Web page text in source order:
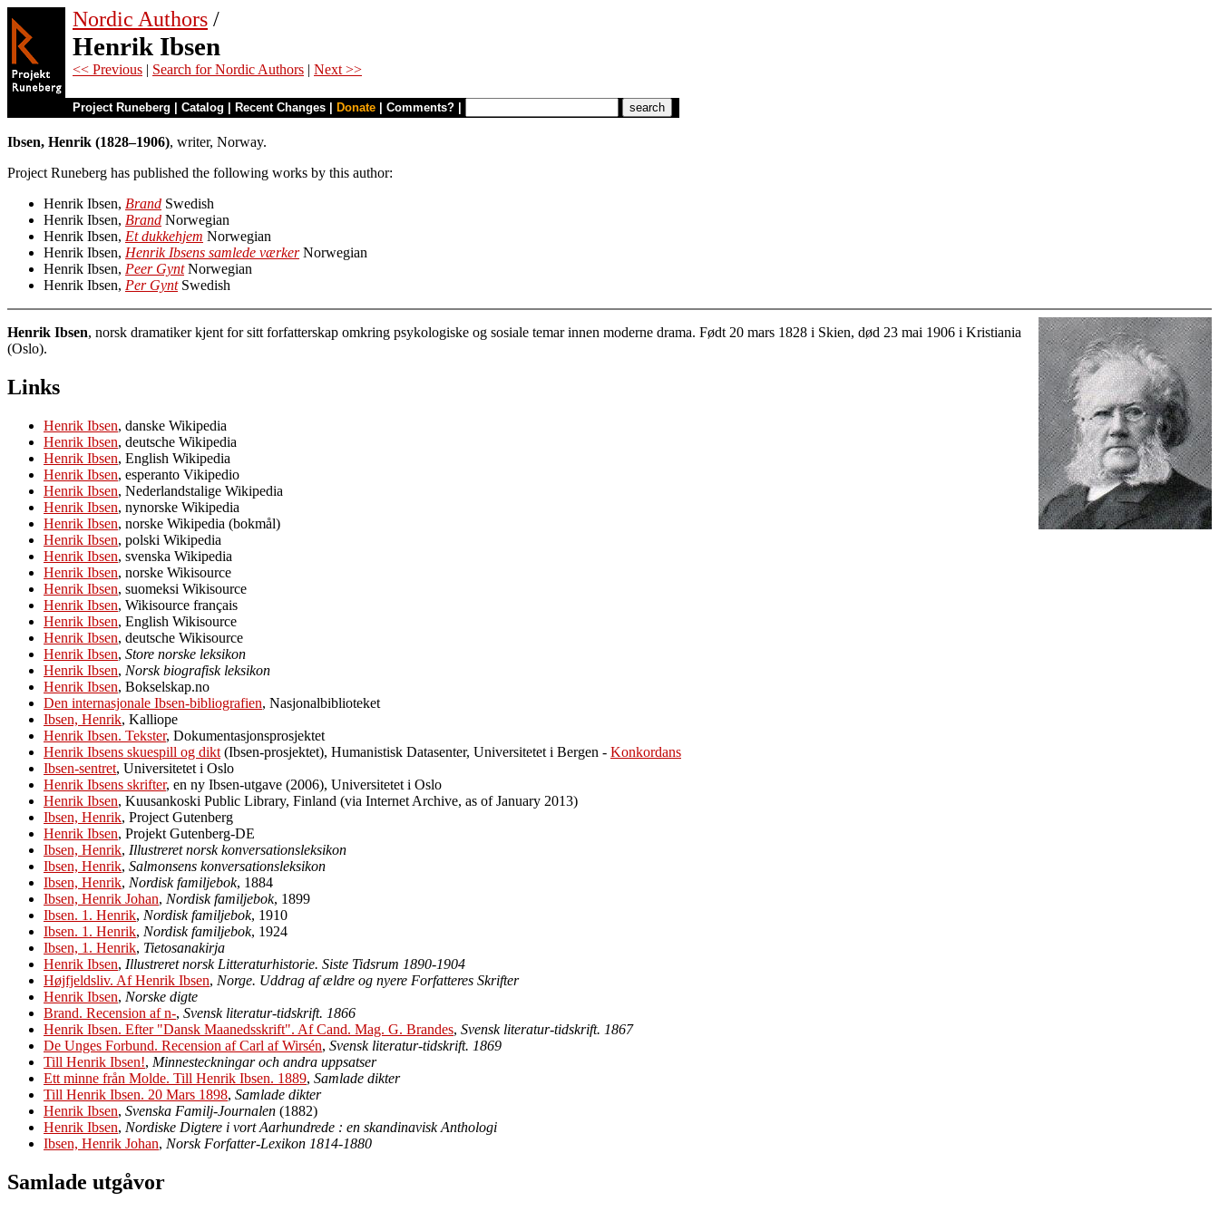
Nordic Authors /
Henrik Ibsen
<< Previous | Search for Nordic Authors | Next >>
Project Runeberg Catalog Recent Changes Donate Comments?
Ibsen, Henrik (1828–1906), writer, Norway.
Project Runeberg has published the following works by this author:
Henrik Ibsen, Brand Swedish
Henrik Ibsen, Brand Norwegian
Henrik Ibsen, Et dukkehjem Norwegian
Henrik Ibsen, Henrik Ibsens samlede værkerNorwegian
Henrik Ibsen, Peer GyntNorwegian
Henrik Ibsen, Per GyntSwedish
Henrik Ibsen, norsk dramatiker kjent for sitt forfatterskap omkring psykologiske og sosiale temar innen moderne drama. Født 20 mars 1828 i Skien, død 23 mai 1906 i Kristiania
(Oslo).
Links
Henrik Ibsen, danske Wikipedia
Henrik Ibsen, deutsche Wikipedia
Henrik Ibsen, English Wikipedia
Henrik Ibsen, esperanto Vikipedio
Henrik Ibsen, Nederlandstalige Wikipedia
Henrik Ibsen, nynorske Wikipedia
Henrik Ibsen, norske Wikipedia (bokmål)
Henrik Ibsen, polski Wikipedia
Henrik Ibsen, svenska Wikipedia
Henrik Ibsen, norske Wikisource
Henrik Ibsen, suomeksi Wikisource
Henrik Ibsen, Wikisource français
Henrik Ibsen, English Wikisource
Henrik Ibsen, deutsche Wikisource
Henrik Ibsen, Store norske leksikon
Henrik Ibsen, Norsk biografisk leksikon
Henrik Ibsen, Bokselskap.no
Den internasjonale Ibsen-bibliografien, Nasjonalbiblioteket
Ibsen, Henrik, Kalliope
Henrik Ibsen. Tekster, Dokumentasjonsprosjektet
Henrik Ibsens skuespill og dikt (Ibsen-prosjektet), Humanistisk Datasenter, Universitetet i Bergen - Konkordans
Ibsen-sentret, Universitetet i Oslo
Henrik Ibsens skrifter, en ny Ibsen-utgave (2006), Universitetet i Oslo
Henrik Ibsen, Kuusankoski Public Library, Finland (via Internet Archive, as of January 2013)
Ibsen, Henrik, Project Gutenberg
Henrik Ibsen, Projekt Gutenberg-DE
Ibsen, Henrik, Illustreret norsk konversationsleksikon
Ibsen, Henrik, Salmonsens konversationsleksikon
Ibsen, Henrik, Nordisk familjebok, 1884
Ibsen, Henrik Johan, Nordisk familjebok, 1899
Ibsen. 1. Henrik, Nordisk familjebok, 1910
Ibsen. 1. Henrik, Nordisk familjebok, 1924
Ibsen, 1. Henrik, Tietosanakirja
Henrik Ibsen, Illustreret norsk Litteraturhistorie. Siste Tidsrum 1890-1904
Højfjeldsliv. Af Henrik Ibsen, Norge. Uddrag af ældre og nyere Forfatteres Skrifter
Henrik Ibsen, Norske digte
Brand. Recension af n-, Svensk literatur-tidskrift. 1866
Henrik Ibsen. Efter "Dansk Maanedsskrift". Af Cand. Mag. G. Brandes, Svensk literatur-tidskrift. 1867
De Unges Forbund. Recension af Carl af Wirsén, Svensk literatur-tidskrift. 1869
Till Henrik Ibsen!, Minnesteckningar och andra uppsatser
Ett minne från Molde. Till Henrik Ibsen. 1889, Samlade dikter
Till Henrik Ibsen. 20 Mars 1898, Samlade dikter
Henrik Ibsen, Svenska Familj-Journalen (1882)
Henrik Ibsen, Nordiske Digtere i vort Aarhundrede : en skandinavisk Anthologi
Ibsen, Henrik Johan, Norsk Forfatter-Lexikon 1814-1880
Samlade utgåvor